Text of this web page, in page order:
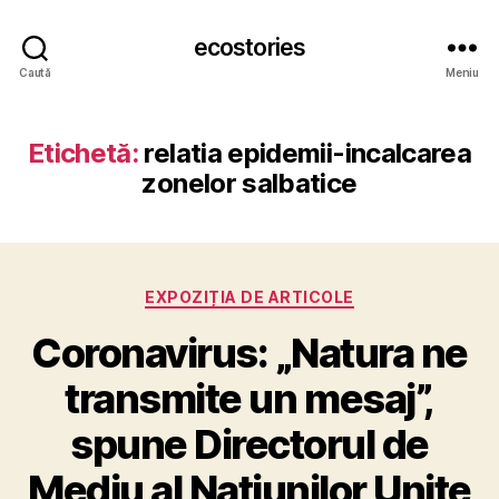
Caută
ecostories
Meniu
Etichetă: relatia epidemii-incalcarea
zonelor salbatice
Categorii
EXPOZIȚIA DE ARTICOLE
Coronavirus: „Natura ne
transmite un mesaj”,
spune Directorul de